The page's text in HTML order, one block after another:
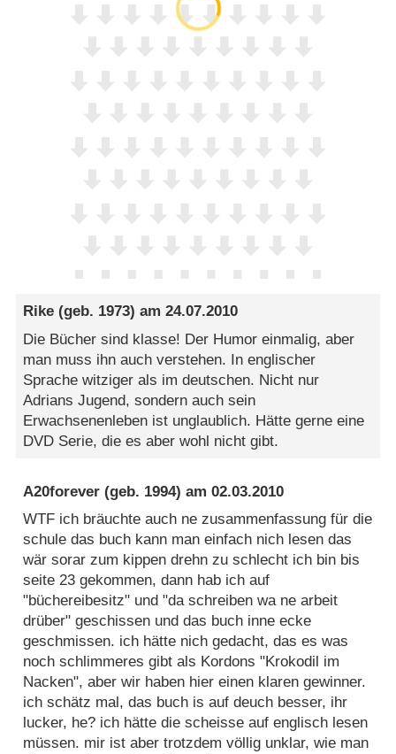
Rike (geb. 1973) am24.07.2010
Die Bücher sind klasse! Der Humor einmalig, aber
man muss ihn auch verstehen. In englischer
Sprache witziger als im deutschen. Nicht nur
Adrians Jugend, sondern auch sein
Erwachsenenleben ist unglaublich. Hätte gerne eine
DVD Serie, die es aber wohl nicht gibt.
A20forever (geb. 1994) am02.03.2010
WTF ich bräuchte auch ne zusammenfassung für die
schule das buch kann man einfach nich lesen das
wär sorar zum kippen drehn zu schlecht ich bin bis
seite 23 gekommen, dann hab ich auf
"büchereibesitz" und "da schreiben wa ne arbeit
drüber" geschissen und das buch inne ecke
geschmissen. ich hätte nich gedacht, das es was
noch schlimmeres gibt als Kordons "Krokodil im
Nacken", aber wir haben hier einen klaren gewinner.
ich schätz mal, das buch is auf deuch besser, ihr
lucker, he? ich hätte die scheisse auf englisch lesen
müssen. mir ist aber trotzdem völlig unklar, wie man